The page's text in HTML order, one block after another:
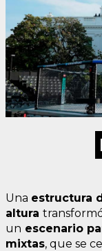
Una estructura
altura
un escenario
mixtas, que se